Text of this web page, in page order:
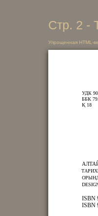
Стр. 2 -
Упрощенная HTML-
ISBN
ISBN
УДК
ББК
Қ 18